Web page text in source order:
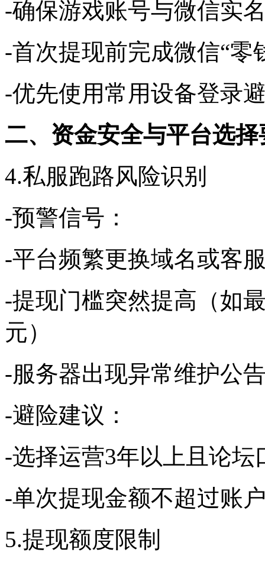
-确保游戏账号与微信实
-首次提现前完成微信“零
-优先使用常用设备登录
二、资金安全与平台选择
4.私服跑路风险识别
-预警信号：
-平台频繁更换域名或客
-提现门槛突然提高（如
元）
-服务器出现异常维护公
-避险建议：
-选择运营3年以上且论坛
-单次提现金额不超过账
5.提现额度限制